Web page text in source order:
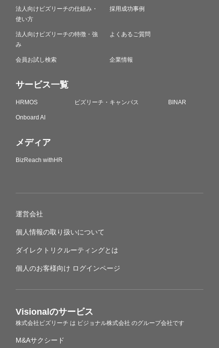
法人向けビズリーチの仕組み・
使い方
法人向けビズリーチの特徴・強
み
会員お試し検索
採用成功事例
よくあるご質問
企業情報
サービス一覧
HRMOS ビズリーチ・キャンパス BINAR
Onboard AI
メディア
BizReach withHR
運営会社
個人情報の取り扱いについて
ダイレクトリクルーティングとは
個人のお客様向け ログインページ
Visionalのサービス
株式会社ビズリーチ は ビジョナル株式会社 のグループ会社です
M&Aサクシード